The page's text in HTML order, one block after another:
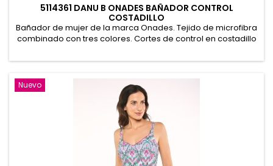
5114361 DANU B ONADES BAÑADOR CONTROL
COSTADILLO
Bañador de mujer de la marca Onades. Tejido de microfibra
combinado con tres colores. Cortes de control en costadillo
forro de control en interior completo y tirantes regulables.
Nuevo